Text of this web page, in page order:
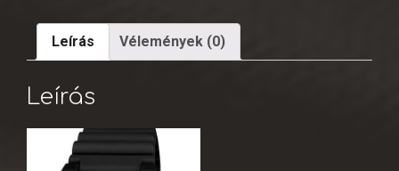
Leírás Vélemények (0)
Leírás